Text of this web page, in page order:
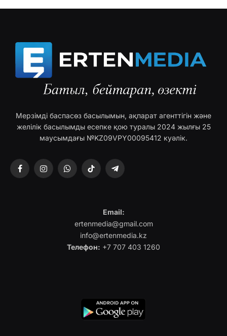
Мерзімді баспасөз басылымын, ақпарат агенттігін және
желілік басылымды есепке қою туралы 2024 жылғы 25
маусымдағы №KZ09VPY00095412 куәлік.
FacebookInstagramWhatsAppTikTok Telegram
Email:
ertenmedia@gmail.com
info@ertenmedia.kz
Телефон: +7 707 403 1260